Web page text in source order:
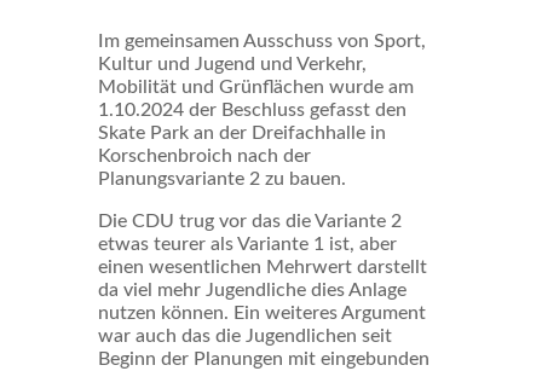
Im gemeinsamen Ausschuss von Sport,
Kultur und Jugend und Verkehr,
Mobilität und Grünflächen wurde am
1.10.2024 der Beschluss gefasst den
Skate Park an der Dreifachhalle in
Korschenbroich nach der
Planungsvariante 2 zu bauen.
Die CDU trug vor das die Variante 2
etwas teurer als Variante 1 ist, aber
einen wesentlichen Mehrwert darstellt
da viel mehr Jugendliche dies Anlage
nutzen können. Ein weiteres Argument
war auch das die Jugendlichen seit
Beginn der Planungen mit eingebunden